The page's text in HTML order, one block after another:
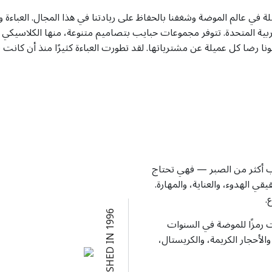
في عالم الموضة وشغفنا بالحفاظ على ريادتنا في هذا المجال.
المتحدة. تتوفر مجموعات حبايب بتصاميم متنوعة، منها الكلاسيكي
رضا كل عميلة عن مشترياتها. لقد تطورت العباءة كثيرًا منذ أن
أكثر من الصبر — فهي تحتاج
الهدوء، والعناية، والمهارة.
رمزًا للموضة في السنوات
الكريمة، والكريستال،